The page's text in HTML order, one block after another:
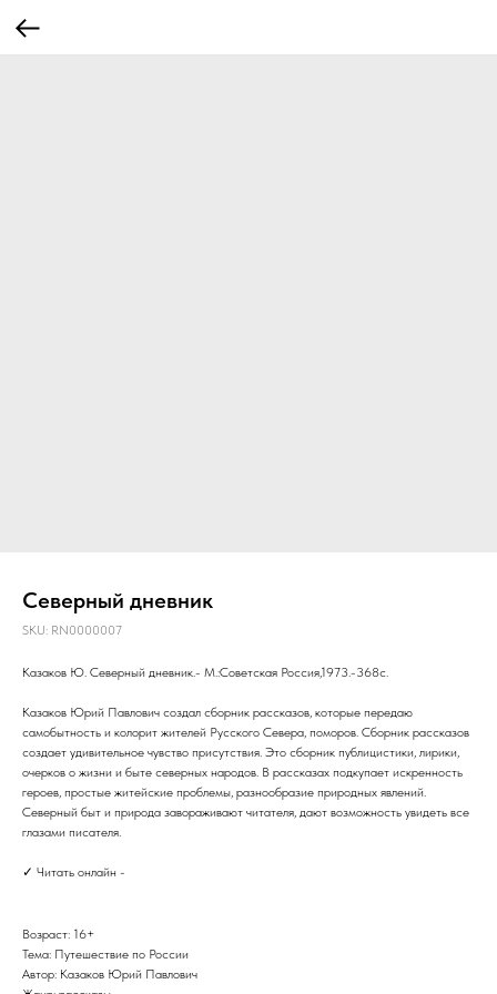
Северный дневник
SKU: RN0000007
Казаков Ю. Северный дневник.- М.:Советская Россия,1973.-368с.
Казаков Юрий Павлович создал сборник рассказов, которые передаю
самобытность и колорит жителей Русского Севера, поморов. Сборник рассказов
создает удивительное чувство присутствия. Это сборник публицистики, лирики,
очерков о жизни и быте северных народов. В рассказах подкупает искренность
героев, простые житейские проблемы, разнообразие природных явлений.
Северный быт и природа завораживают читателя, дают возможность увидеть все
глазами писателя.
✓ Читать онлайн -
Возраст: 16+
Тема: Путешествие по России
Автор: Казаков Юрий Павлович